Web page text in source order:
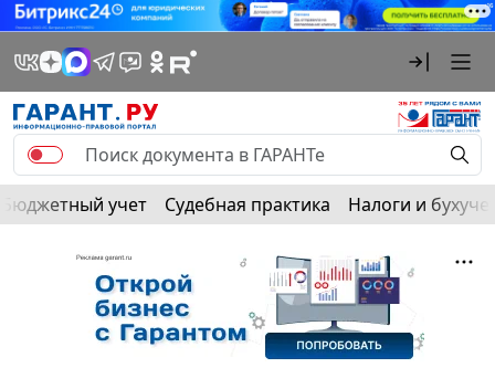
Бюджетный учет Судебная практика Налоги и